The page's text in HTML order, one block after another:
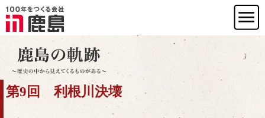
第9回 利根川決壊